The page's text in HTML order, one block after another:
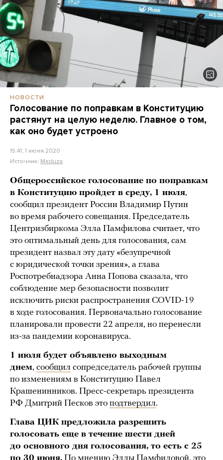
НОВОСТИ
Голосование по поправкам в Конституцию
растянут на целую неделю. Главное о том,
как оно будет устроено
15:41, 1 июня 2020
Источник: Meduza
Общероссийское голосование по поправкам
в Конституцию пройдет в среду, 1 июля,
сообщил президент России Владимир Путин
во время рабочего совещания. Председатель
Центризбиркома Элла Памфилова считает, что
это оптимальный день для голосования, сам
президент назвал эту дату «безупречной
с юридической точки зрения», а глава
Роспотребнадзора Анна Попова сказала, что
соблюдение мер безопасности позволит
исключить риски распространения COVID-19
в ходе голосования. Первоначально голосование
планировали провести 22 апреля, но перенесли
из-за пандемии коронавируса.
1 июля будет объявлено выходным
днем, сообщил сопредседатель рабочей группы
по изменениям в Конституцию Павел
Крашенинников. Пресс-секретарь президента
РФ Дмитрий Песков это подтвердил.
Глава ЦИК предложила разрешить
голосовать еще в течение шести дней
до основного дня голосования, то есть с 25